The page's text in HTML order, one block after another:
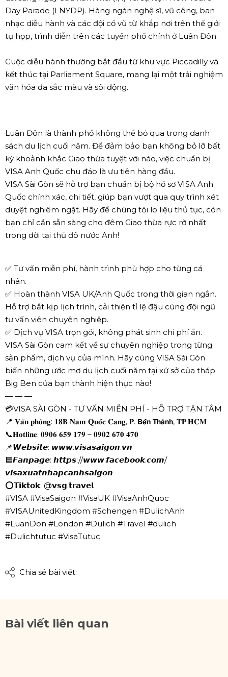
Day Parade (LNYDP). Hàng ngàn nghệ sĩ, vũ công, ban
nhạc diễu hành và các đội cổ vũ từ khắp nơi trên thế giới
tụ họp, trình diễn trên các tuyến phố chính ở Luân Đôn.
Cuộc diễu hành thường bắt đầu từ khu vực Piccadilly và
kết thúc tại Parliament Square, mang lại một trải nghiệm
văn hóa đa sắc màu và sôi động.
Luân Đôn là thành phố không thể bỏ qua trong danh
sách du lịch cuối năm. Để đảm bảo bạn không bỏ lỡ bất
kỳ khoảnh khắc Giao thừa tuyệt vời nào, việc chuẩn bị
VISA Anh Quốc chu đáo là ưu tiên hàng đầu.
VISA Sài Gòn sẽ hỗ trợ bạn chuẩn bị bộ hồ sơ VISA Anh
Quốc chính xác, chi tiết, giúp bạn vượt qua quy trình xét
duyệt nghiêm ngặt. Hãy để chúng tôi lo liệu thủ tục, còn
bạn chỉ cần sẵn sàng cho đêm Giao thừa rực rỡ nhất
trong đời tại thủ đô nước Anh!
✅ Tư vấn miễn phí, hành trình phù hợp cho từng cá
nhân.
✅ Hoàn thành VISA UK/Anh Quốc trong thời gian ngắn.
Hỗ trợ bắt kịp lịch trình, cải thiện tỉ lệ đậu cùng đội ngũ
tư vấn viên chuyên nghiệp.
✅ Dịch vụ VISA trọn gói, không phát sinh chi phí ẩn.
VISA Sài Gòn cam kết về sự chuyên nghiệp trong từng
sản phẩm, dịch vụ của mình. Hãy cùng VISA Sài Gòn
biến những ước mơ du lịch cuối năm tại xứ sở của tháp
Big Ben của bạn thành hiện thực nào!
— — —
💳VISA SÀI GÒN - TƯ VẤN MIỄN PHÍ - HỖ TRỢ TẬN TÂM
📍 𝐕𝐚̆𝐧 𝐩𝐡𝐨̀𝐧𝐠: 𝟏𝟖𝐁 𝐍𝐚𝐦 𝐐𝐮𝐨̂́𝐜 𝐂𝐚𝐧𝐠, 𝐏. 𝗕𝗲̂́𝗻 𝗧𝗵𝗮̀𝗻𝗵, 𝐓𝐏.𝐇𝐂𝐌
📞𝐇𝐨𝐭𝐥𝐢𝐧𝐞: 𝟎𝟗𝟎𝟔 𝟔𝟓𝟗 𝟏𝟕𝟗 – 𝟎𝟗𝟎𝟐 𝟔𝟕𝟎 𝟒𝟕𝟎
📌𝙒𝙚𝙗𝙨𝙞𝙩𝙚: 𝙬𝙬𝙬.𝙫𝙞𝙨𝙖𝙨𝙖𝙞𝙜𝙤𝙣.𝙫𝙣
🟦𝙁𝙖𝙣𝙥𝙖𝙜𝙚: 𝙝𝙩𝙩𝙥𝙨://𝙬𝙬𝙬.𝙛𝙖𝙘𝙚𝙗𝙤𝙤𝙠.𝙘𝙤𝙢/
𝙫𝙞𝙨𝙖𝙭𝙪𝙖𝙩𝙣𝙝𝙖𝙥𝙘𝙖𝙣𝙝𝙨𝙖𝙞𝙜𝙤𝙣
⭕𝗧𝗶𝗸𝘁𝗼𝗸: @𝘃𝘀𝗴.𝘁𝗿𝗮𝘃𝗲𝗹
#VISA #VisaSaigon #VisaUK #VisaAnhQuoc
#VISAUnitedKingdom #Schengen #DulichAnh
#LuanDon #London #Dulich #Travel #dulich
#Dulichtutuc #VisaTutuc
Chia sẻ bài viết:
Bài viết liên quan